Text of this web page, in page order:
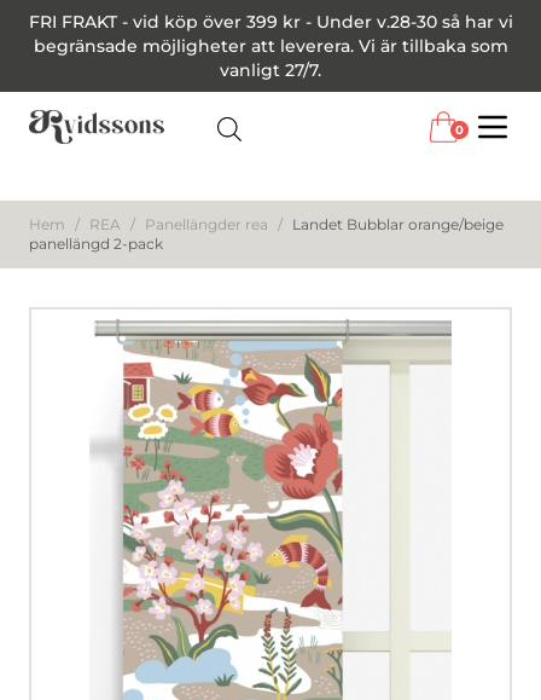
FRI FRAKT - vid köp över 399 kr - Under v.28-30 så har vi
begränsade möjligheter att leverera. Vi är tillbaka som
vanligt 27/7.
0
Hem / REA / Panellängder rea / Landet Bubblar orange/beige
panellängd 2-pack